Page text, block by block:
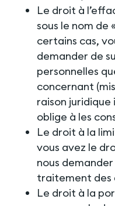
Le droit à
sous le nom de
certains cas,
demander de
personnelles
concernant
raison juridique
oblige à les
Le droit à la
vous avez le
nous
traitement des
Le droit à la